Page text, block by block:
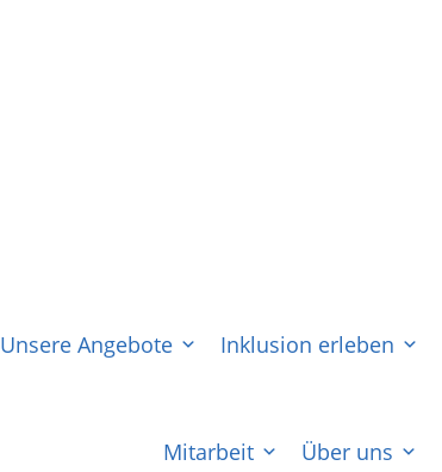
Unsere Angebote Inklusion erleben
Mitarbeit Über uns